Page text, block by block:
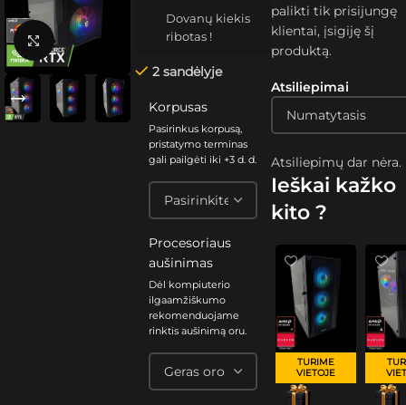
Spustelėkite, kad padidintumėte
Dovanų kiekis
ribotas !
2 sandėlyje
Korpusas
Pasirinkus korpusą,
pristatymo terminas
gali pailgėti iki +3 d. d.
Procesoriaus
aušinimas
Dėl kompiuterio
ilgaamžiškumo
rekomenduojame
rinktis aušinimą oru.
Atsiliepimai
Atsiliepimų dar nėra.
palikti tik prisijungę
klientai, įsigiję šį
produktą.
Ieškai kažko
kito ?
TURIME
VIETOJE